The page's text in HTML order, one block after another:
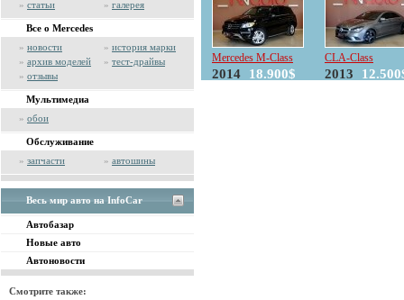
» статьи » галерея
Все о Mercedes
» новости » история марки
» архив моделей » тест-драйвы
» отзывы
Мультимедиа
» обои
Обслуживание
» запчасти » автошины
Весь мир авто на InfoCar
Автобазар
Новые авто
Автоновости
Смотрите также:
Mercedes M-Class
2014 18.900$
CLA-Class
2013